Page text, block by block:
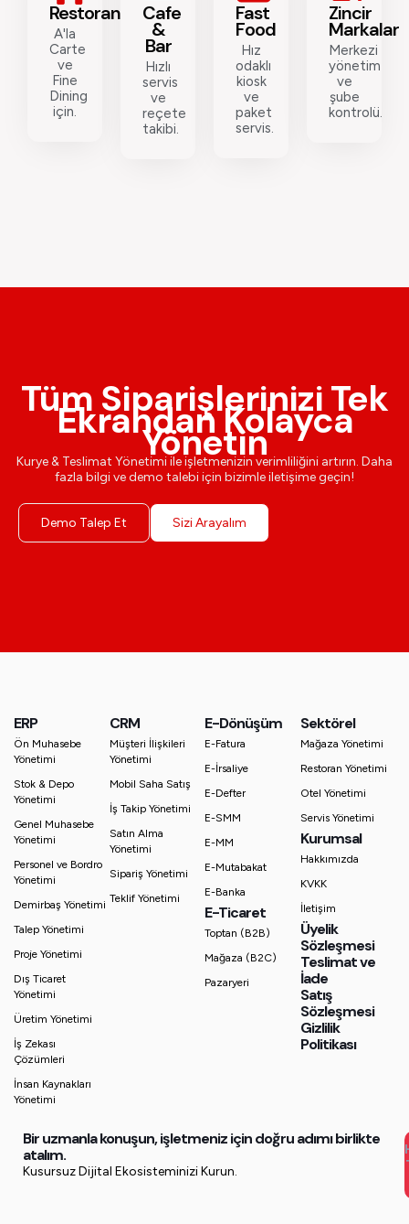
Restoranlar
A'la
Carte
ve
Fine
Dining
için.
Cafe
&
Bar
Hızlı
servis
ve
reçete
takibi.
Fast
Food
Hız
odaklı
kiosk
ve
paket
servis.
Zincir
Markalar
Merkezi
yönetim
ve
şube
kontrolü.
Tüm Siparişlerinizi Tek
Ekrandan Kolayca
Yönetin
Kurye & Teslimat Yönetimi ile işletmenizin verimliliğini artırın. Daha
fazla bilgi ve demo talebi için bizimle iletişime geçin!
Demo Talep Et Sizi Arayalım
ERP
Ön Muhasebe
Yönetimi
Stok & Depo
Yönetimi
Genel Muhasebe
Yönetimi
Personel ve Bordro
Yönetimi
Demirbaş Yönetimi
Talep Yönetimi
Proje Yönetimi
Dış Ticaret
Yönetimi
Üretim Yönetimi
İş Zekası
Çözümleri
İnsan Kaynakları
Yönetimi
CRM
Müşteri İlişkileri
Yönetimi
Mobil Saha Satış
İş Takip Yönetimi
Satın Alma
Yönetimi
Sipariş Yönetimi
Teklif Yönetimi
E-Dönüşüm
E-Fatura
E-İrsaliye
E-Defter
E-SMM
E-MM
E-Mutabakat
E-Banka
E-Ticaret
Toptan (B2B)
Mağaza (B2C)
Pazaryeri
Sektörel
Mağaza Yönetimi
Restoran Yönetimi
Otel Yönetimi
Servis Yönetimi
Kurumsal
Hakkımızda
KVKK
İletişim
Üyelik
Sözleşmesi
Teslimat ve
İade
Satış
Sözleşmesi
Gizlilik
Politikası
Bir uzmanla konuşun, işletmeniz için doğru adımı birlikte
atalım.
Kusursuz Dijital Ekosisteminizi Kurun.